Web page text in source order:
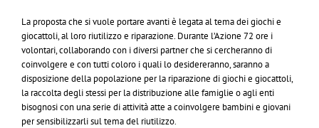
La proposta che si vuole portare avanti è legata al tema dei giochi e
giocattoli, al loro riutilizzo e riparazione. Durante l’Azione 72 ore i
volontari, collaborando con i diversi partner che si cercheranno di
coinvolgere e con tutti coloro i quali lo desidereranno, saranno a
disposizione della popolazione per la riparazione di giochi e giocattoli,
la raccolta degli stessi per la distribuzione alle famiglie o agli enti
bisognosi con una serie di attività atte a coinvolgere bambini e giovani
per sensibilizzarli sul tema del riutilizzo.